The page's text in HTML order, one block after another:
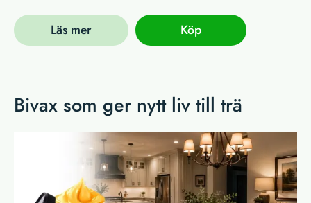
Läs mer Köp
Bivax som ger nytt liv till trä